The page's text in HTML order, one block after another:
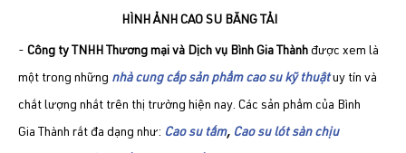
HÌNH ẢNH CAO SU BĂNG TẢI
- Công ty TNHH Thương mại và Dịch vụ Bình Gia Thành được xem là
một trong những nhà cung cấp sản phẩm cao su kỹ thuậtuy tín và
chất lượng nhất trên thị trường hiện nay. Các sản phẩm của Bình
Gia Thành rất đa dạng như: Cao su tấm, Cao su lót sàn chịu